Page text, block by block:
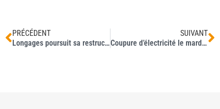
PRÉCÉDENT
Longages poursuit sa restructuration et étoffe son équipe municipale.
SUIVANT
Coupure d’électricité le mardi 5 novembre 2024